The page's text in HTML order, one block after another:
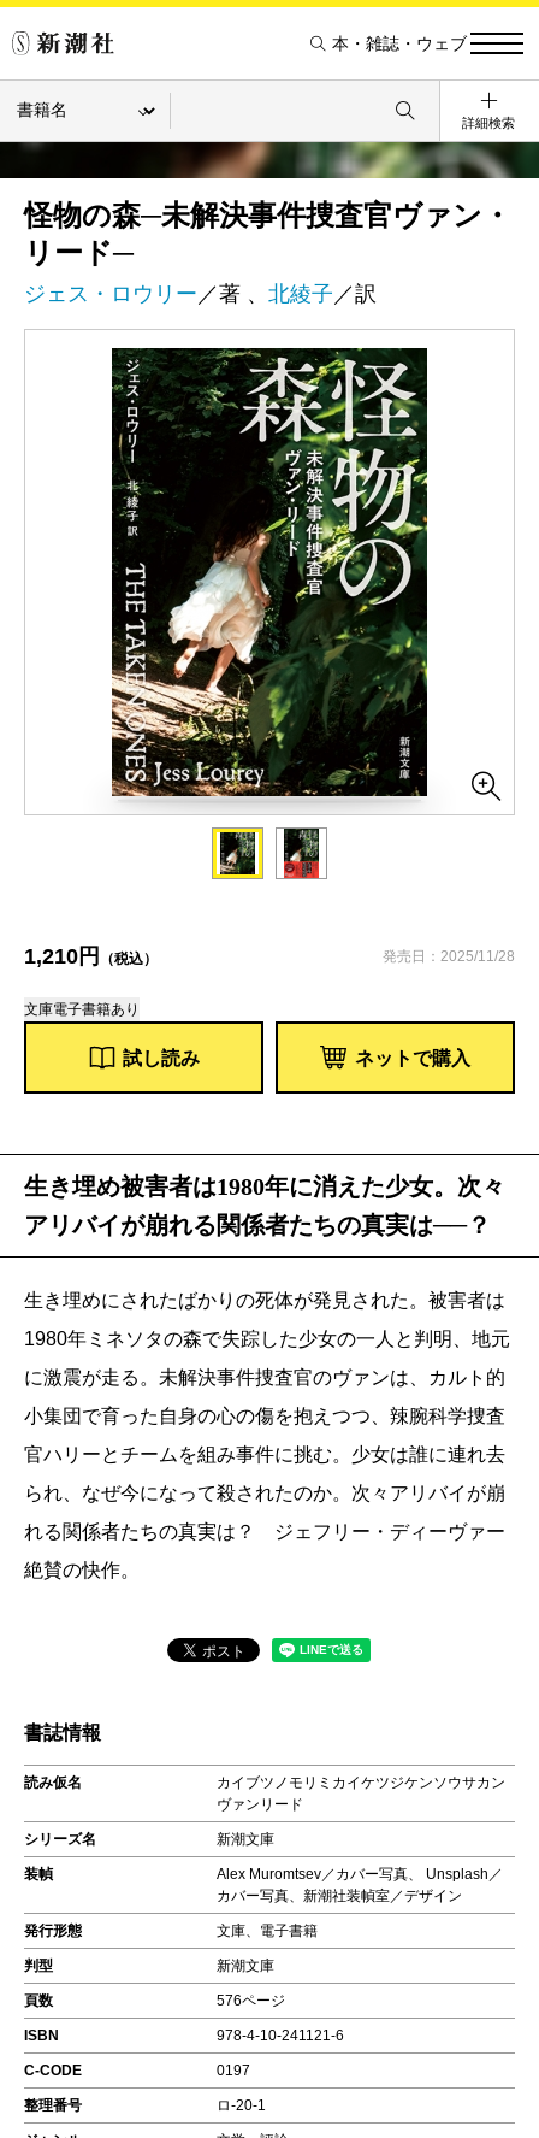
本・雑誌・ウェブ
詳細検索
怪物の森─未解決事件捜査官ヴァン・
リード─
ジェス・ロウリー ／著 、 北綾子 ／訳
1,210円 （税込） 発売日：2025/11/28
文庫電子書籍あり
試し読み ネットで購入
生き埋め被害者は1980年に消えた少女。次々
アリバイが崩れる関係者たちの真実は──？
生き埋めにされたばかりの死体が発見された。被害者は
1980年ミネソタの森で失踪した少女の一人と判明、地元
に激震が走る。未解決事件捜査官のヴァンは、カルト的
小集団で育った自身の心の傷を抱えつつ、辣腕科学捜査
官ハリーとチームを組み事件に挑む。少女は誰に連れ去
られ、なぜ今になって殺されたのか。次々アリバイが崩
れる関係者たちの真実は？ ジェフリー・ディーヴァー
絶賛の快作。
書誌情報
読み仮名
カイブツノモリミカイケツジケンソウサカン
ヴァンリード
シリーズ名 新潮文庫
装幀
Alex Muromtsev／カバー写真、 Unsplash／
カバー写真、新潮社装幀室／デザイン
発行形態 文庫、電子書籍
判型 新潮文庫
頁数 576ページ
ISBN 978-4-10-241121-6
C-CODE 0197
整理番号 ロ-20-1